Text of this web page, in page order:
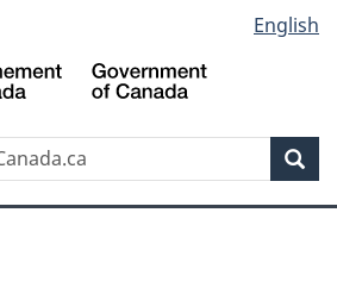
au
contenu
propos
de
la
HTML
simplifiée
English